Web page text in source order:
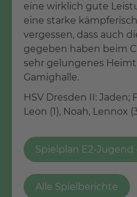
eine wirklich gute
eine starke
vergessen, dass auch
gegeben haben beim
sehr gelungenes
Gamighalle.
HSV Dresden II: Jaden;
Leon (1), Noah, Lennox
Spielplan E2-Jugend
Alle Spielberichte